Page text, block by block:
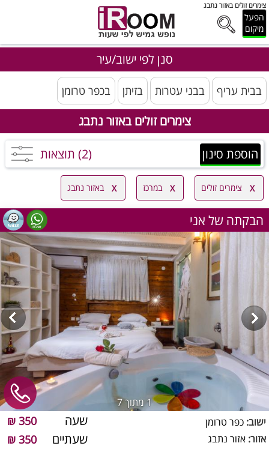
צימרים זולים באזור נתבג
הפעל
מיקום
סנן לפי ישוב/עיר
בבית עריף בבני עטרות בזיתן בכפר טרומן
צימרים זולים באזור נתבג
הוספת סינון (2) תוצאות
צימרים זולים במרכז באזור נתבג
הבקתה של אני
1מתוך 7
שעה 350 ₪
שעתיים 350 ₪
ישוב: כפר טרומן
אזור: אזור נתבג